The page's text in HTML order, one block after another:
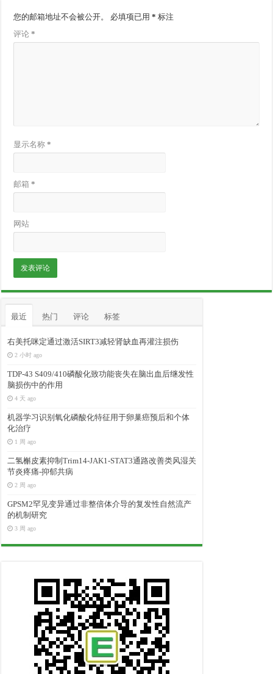
您的邮箱地址不会被公开。 必填项已用* 标注
评论*
显示名称*
邮箱*
网站
最近 热门 评论 标签
右美托咪定通过激活SIRT3减轻肾缺血再灌注损伤
2 小时 ago
TDP-43 S409/410磷酸化致功能丧失在脑出血后继发性
脑损伤中的作用
4 天 ago
机器学习识别氧化磷酸化特征用于卵巢癌预后和个体
化治疗
1 周 ago
二氢槲皮素抑制Trim14-JAK1-STAT3通路改善类风湿关
节炎疼痛-抑郁共病
2 周 ago
GPSM2罕见变异通过非整倍体介导的复发性自然流产
的机制研究
3 周 ago